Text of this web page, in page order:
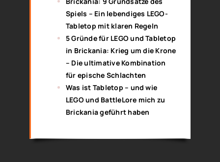
Spiels – Ein lebendiges LEGO-
Tabletop mit klaren Regeln
5 Gründe für LEGO und Tabletop
in Brickania: Krieg um die Krone
– Die ultimative Kombination
für epische Schlachten
Was ist Tabletop – und wie
LEGO und BattleLore mich zu
Brickania geführt haben